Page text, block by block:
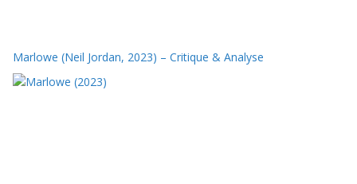
Marlowe (Neil Jordan, 2023) – Critique & Analyse